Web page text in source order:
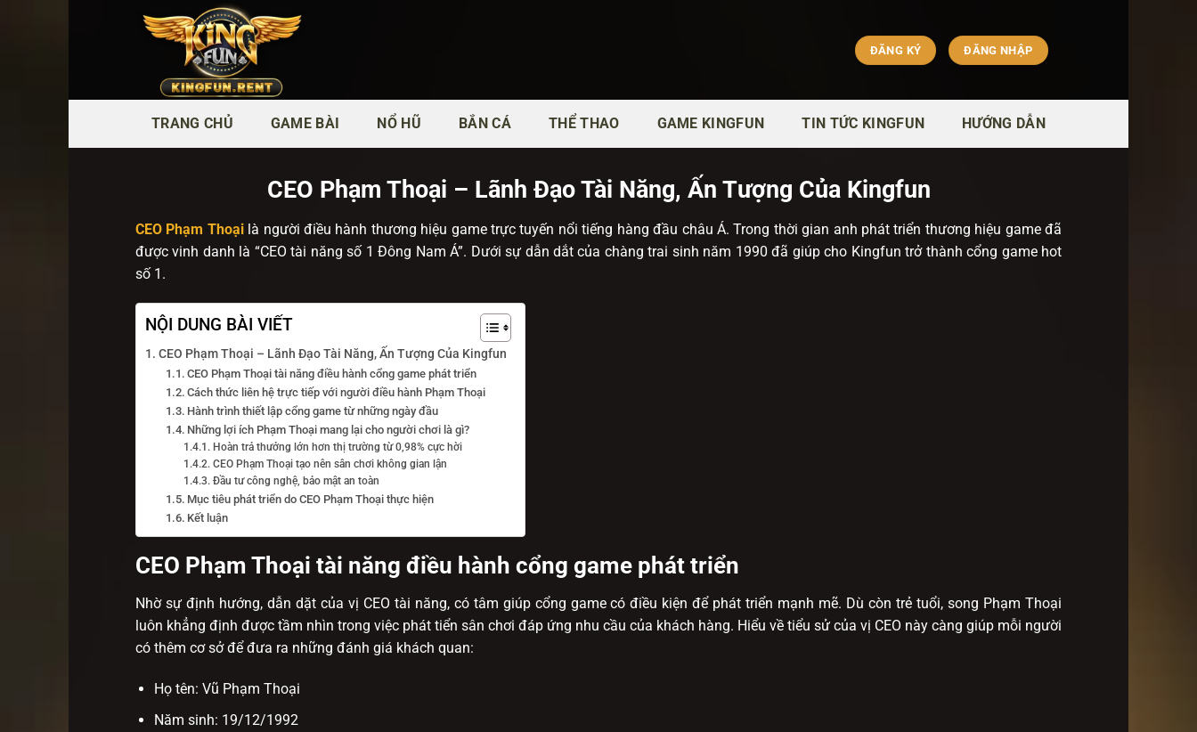
ĐĂNG KÝ ĐĂNG NHẬP
TRANG CHỦ GAME BÀI NỔ HŨ BẮN CÁ THỂ THAO GAME KINGFUN TIN TỨC KINGFUN HƯỚNG DẪN
CEO Phạm Thoại – Lãnh Đạo Tài Năng, Ấn Tượng Của Kingfun
CEO Phạm Thoạilà người điều hành thương hiệu game trực tuyến nổi tiếng hàng đầu châu Á. Trong thời gian anh phát triển thương hiệu game đã
được vinh danh là “CEO tài năng số 1 Đông Nam Á”. Dưới sự dẫn dắt của chàng trai sinh năm 1990 đã giúp cho Kingfun trở thành cổng game hot
số 1.
NỘI DUNG BÀI VIẾT
CEO Phạm Thoại – Lãnh Đạo Tài Năng, Ấn Tượng Của Kingfun
CEO Phạm Thoại tài năng điều hành cổng game phát triển
Cách thức liên hệ trực tiếp với người điều hành Phạm Thoại
Hành trình thiết lập cổng game từ những ngày đầu
Những lợi ích Phạm Thoại mang lại cho người chơi là gì?
Hoàn trả thưởng lớn hơn thị trường từ 0,98% cực hời
CEO Phạm Thoại tạo nên sân chơi không gian lận
Đầu tư công nghệ, bảo mật an toàn
Mục tiêu phát triển do CEO Phạm Thoại thực hiện
Kết luận
CEO Phạm Thoại tài năng điều hành cổng game phát triển
Nhờ sự định hướng, dẫn dặt của vị CEO tài năng, có tâm giúp cổng game có điều kiện để phát triển mạnh mẽ. Dù còn trẻ tuổi, song Phạm Thoại
luôn khẳng định được tầm nhìn trong việc phát tiển sân chơi đáp ứng nhu cầu của khách hàng. Hiểu về tiểu sử của vị CEO này càng giúp mỗi người
có thêm cơ sở để đưa ra những đánh giá khách quan:
Họ tên: Vũ Phạm Thoại
Năm sinh: 19/12/1992